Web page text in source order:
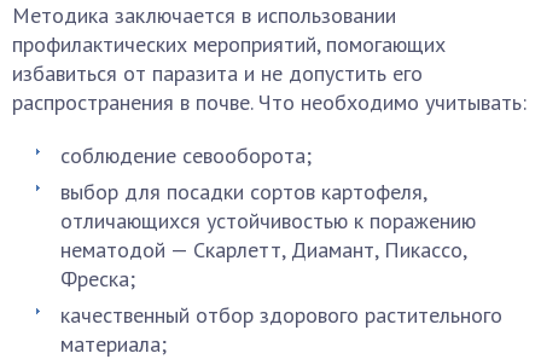
Методика заключается в использовании
профилактических мероприятий, помогающих
избавиться от паразита и не допустить его
распространения в почве. Что необходимо учитывать:
соблюдение севооборота;
выбор для посадки сортов картофеля,
отличающихся устойчивостью к поражению
нематодой — Скарлетт, Диамант, Пикассо,
Фреска;
качественный отбор здорового растительного
материала;